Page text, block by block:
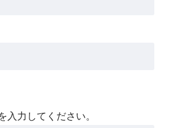
入力してください。